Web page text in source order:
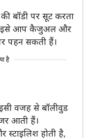
बॉडी पर सूट करता
इसे आप कैजुअल और
पहन सकती हैं।
है
वजह से बॉलीवुड
आती हैं।
होती है,